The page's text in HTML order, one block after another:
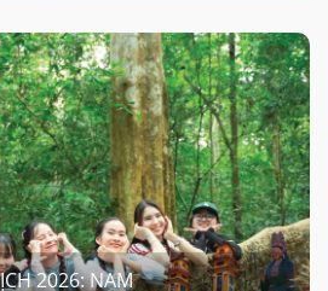
2026: NAM
-MADAGUI
2025
ĐẶT NGAY